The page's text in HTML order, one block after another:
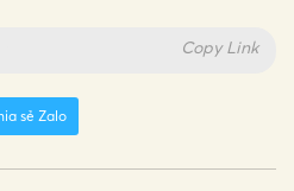
Copy Link
sẻ Zalo